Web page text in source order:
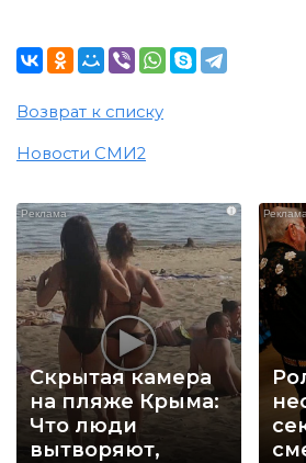
Возврат к списку
Новости СМИ2
i
Скрытая камера
на пляже Крыма:
Что люди
вытворяют,